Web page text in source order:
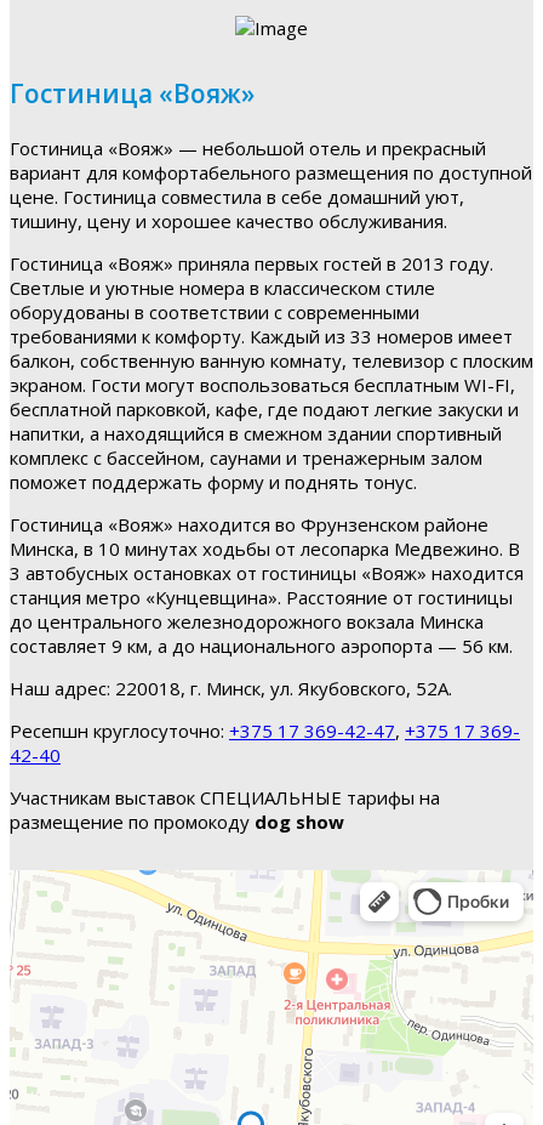
Гостиница «Вояж»
Гостиница «Вояж» — небольшой отель и прекрасный
вариант для комфортабельного размещения по доступной
цене. Гостиница совместила в себе домашний уют,
тишину, цену и хорошее качество обслуживания.
Гостиница «Вояж» приняла первых гостей в 2013 году.
Светлые и уютные номера в классическом стиле
оборудованы в соответствии с современными
требованиями к комфорту. Каждый из 33 номеров имеет
балкон, собственную ванную комнату, телевизор с плоским
экраном. Гости могут воспользоваться бесплатным WI-FI,
бесплатной парковкой, кафе, где подают легкие закуски и
напитки, а находящийся в смежном здании спортивный
комплекс с бассейном, саунами и тренажерным залом
поможет поддержать форму и поднять тонус.
Гостиница «Вояж» находится во Фрунзенском районе
Минска, в 10 минутах ходьбы от лесопарка Медвежино. В
3 автобусных остановках от гостиницы «Вояж» находится
станция метро «Кунцевщина». Расстояние от гостиницы
до центрального железнодорожного вокзала Минска
составляет 9 км, а до национального аэропорта — 56 км.
Наш адрес: 220018, г. Минск, ул. Якубовского, 52А.
Ресепшн круглосуточно: +375 17 369-42-47, +375 17 369-
42-40
Участникам выставок СПЕЦИАЛЬНЫЕ тарифы на
размещение по промокоду dog show